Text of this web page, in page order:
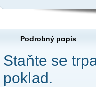
Podrobný popis
Staňte se
poklad.